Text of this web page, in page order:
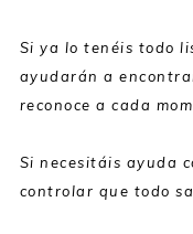
Si ya lo tenéis todo
ayudarán a
reconoce a cada
Si necesitáis ayuda
controlar que todo